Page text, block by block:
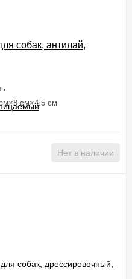
собак, антилай,
см×4.5 см
Нет в наличии